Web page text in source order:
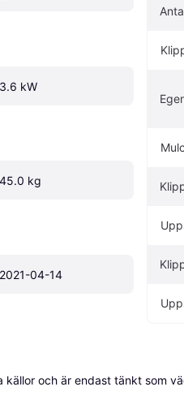
3.6 kW
45.0 kg
2021-04-14
källor och är endast tänkt som